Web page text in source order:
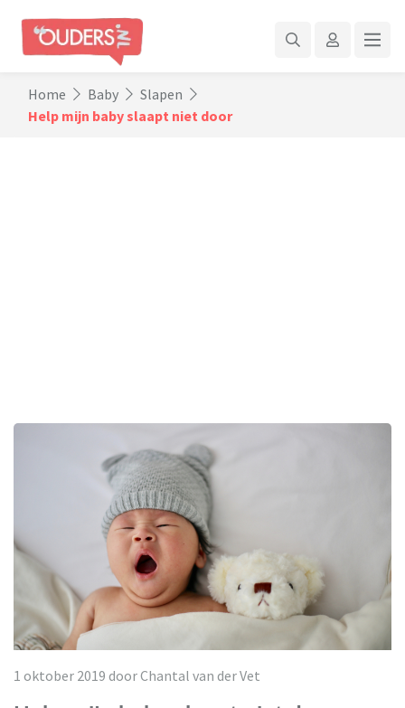
Home Baby
Slapen
Help mijn baby slaapt niet door
1 oktober 2019 door Chantal van der Vet